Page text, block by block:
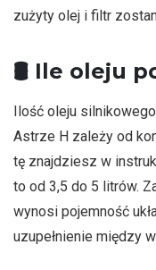
zużyty olej i filtr
🛢️ Ile oleju
Ilość oleju
Astrze H zależy od
tę znajdziesz w
to od 3,5 do 5 litrów.
wynosi pojemność
uzupełnienie między